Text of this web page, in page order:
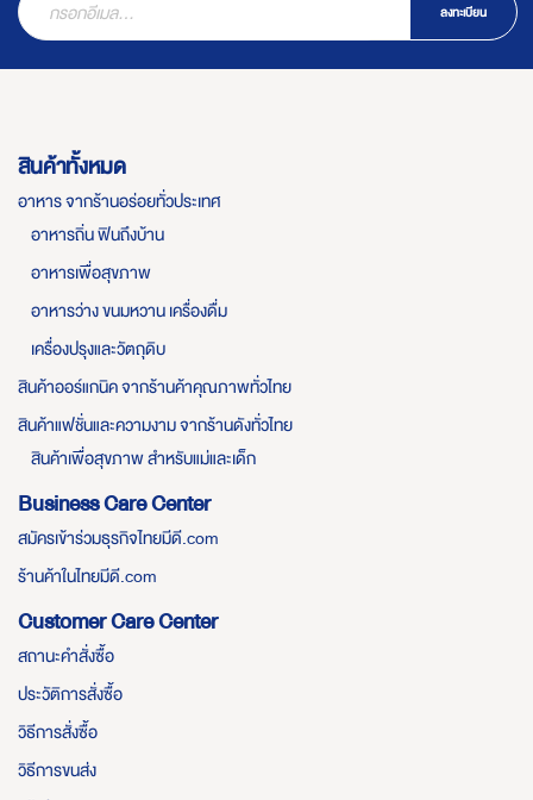
ลงทะเบียน
สินค้าทั้งหมด
อาหาร จากร้านอร่อยทั่วประเทศ
อาหารถิ่น ฟินถึงบ้าน
อาหารเพื่อสุขภาพ
อาหารว่าง ขนมหวาน เครื่องดื่ม
เครื่องปรุงและวัตถุดิบ
สินค้าออร์แกนิค จากร้านค้าคุณภาพทั่วไทย
สินค้าแฟชั่นและความงาม จากร้านดังทั่วไทย
สินค้าเพื่อสุขภาพ สำหรับแม่และเด็ก
Business Care Center
สมัครเข้าร่วมธุรกิจไทยมีดี.com
ร้านค้าในไทยมีดี.com
Customer Care Center
สถานะคำสั่งซื้อ
ประวัติการสั่งซื้อ
วิธีการสั่งซื้อ
วิธีการขนส่ง